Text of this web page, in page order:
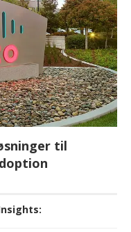
til